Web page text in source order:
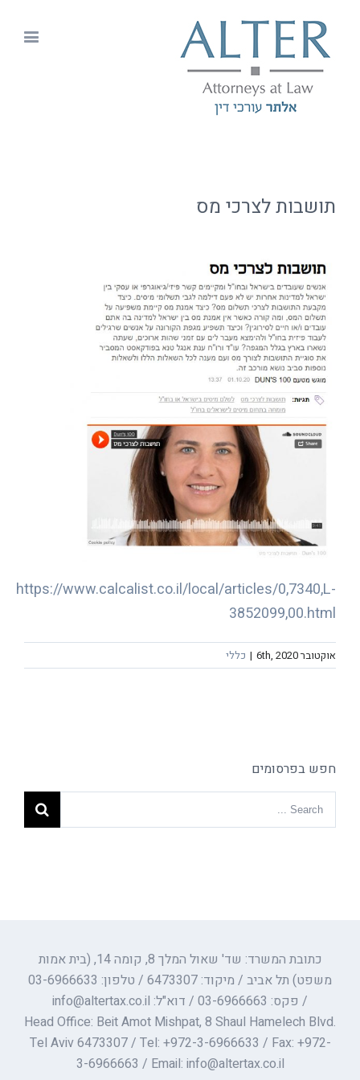
תושבות לצרכי מס
https://www.calcalist.co.il/local/articles/0,7340,L-
3852099,00.html
אוקטובר 6th, 2020 | כללי
חפש בפרסומים
כתובת המשרד: שד' שאול המלך 8, קומה 14, (בית אמות
משפט) תל אביב / מיקוד: 6473307 / טלפון: 03-6966633
/ פקס: 03-6966663 / דוא"ל: info@altertax.co.il
Head Office: Beit Amot Mishpat, 8 Shaul Hamelech Blvd.
Tel Aviv 6473307 / Tel: +972-3-6966633 / Fax: +972-
3-6966663 / Email: info@altertax.co.il